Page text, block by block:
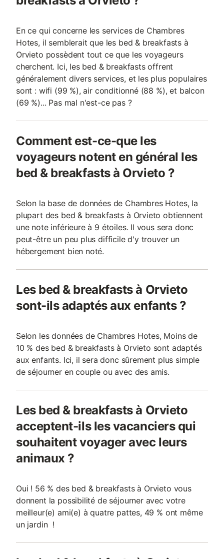
En ce qui concerne les services de Chambres
Hotes, il semblerait que les bed & breakfasts à
Orvieto possèdent tout ce que les voyageurs
cherchent. Ici, les bed & breakfasts offrent
généralement divers services, et les plus populaires
sont : wifi (99 %), air conditionné (88 %), et balcon
(69 %)... Pas mal n'est-ce pas ?
Comment est-ce-que les
voyageurs notent en général les
bed & breakfasts à Orvieto ?
Selon la base de données de Chambres Hotes, la
plupart des bed & breakfasts à Orvieto obtiennent
une note inférieure à 9 étoiles. Il vous sera donc
peut-être un peu plus difficile d'y trouver un
hébergement bien noté.
Les bed & breakfasts à Orvieto
sont-ils adaptés aux enfants ?
Selon les données de Chambres Hotes, Moins de
10 % des bed & breakfasts à Orvieto sont adaptés
aux enfants. Ici, il sera donc sûrement plus simple
de séjourner en couple ou avec des amis.
Les bed & breakfasts à Orvieto
acceptent-ils les vacanciers qui
souhaitent voyager avec leurs
animaux ?
Oui ! 56 % des bed & breakfasts à Orvieto vous
donnent la possibilité de séjourner avec votre
meilleur(e) ami(e) à quatre pattes, 49 % ont même
un jardin !